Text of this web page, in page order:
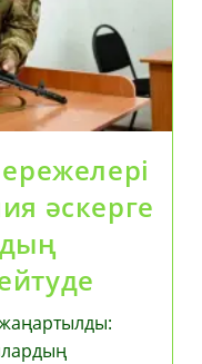
әскерге